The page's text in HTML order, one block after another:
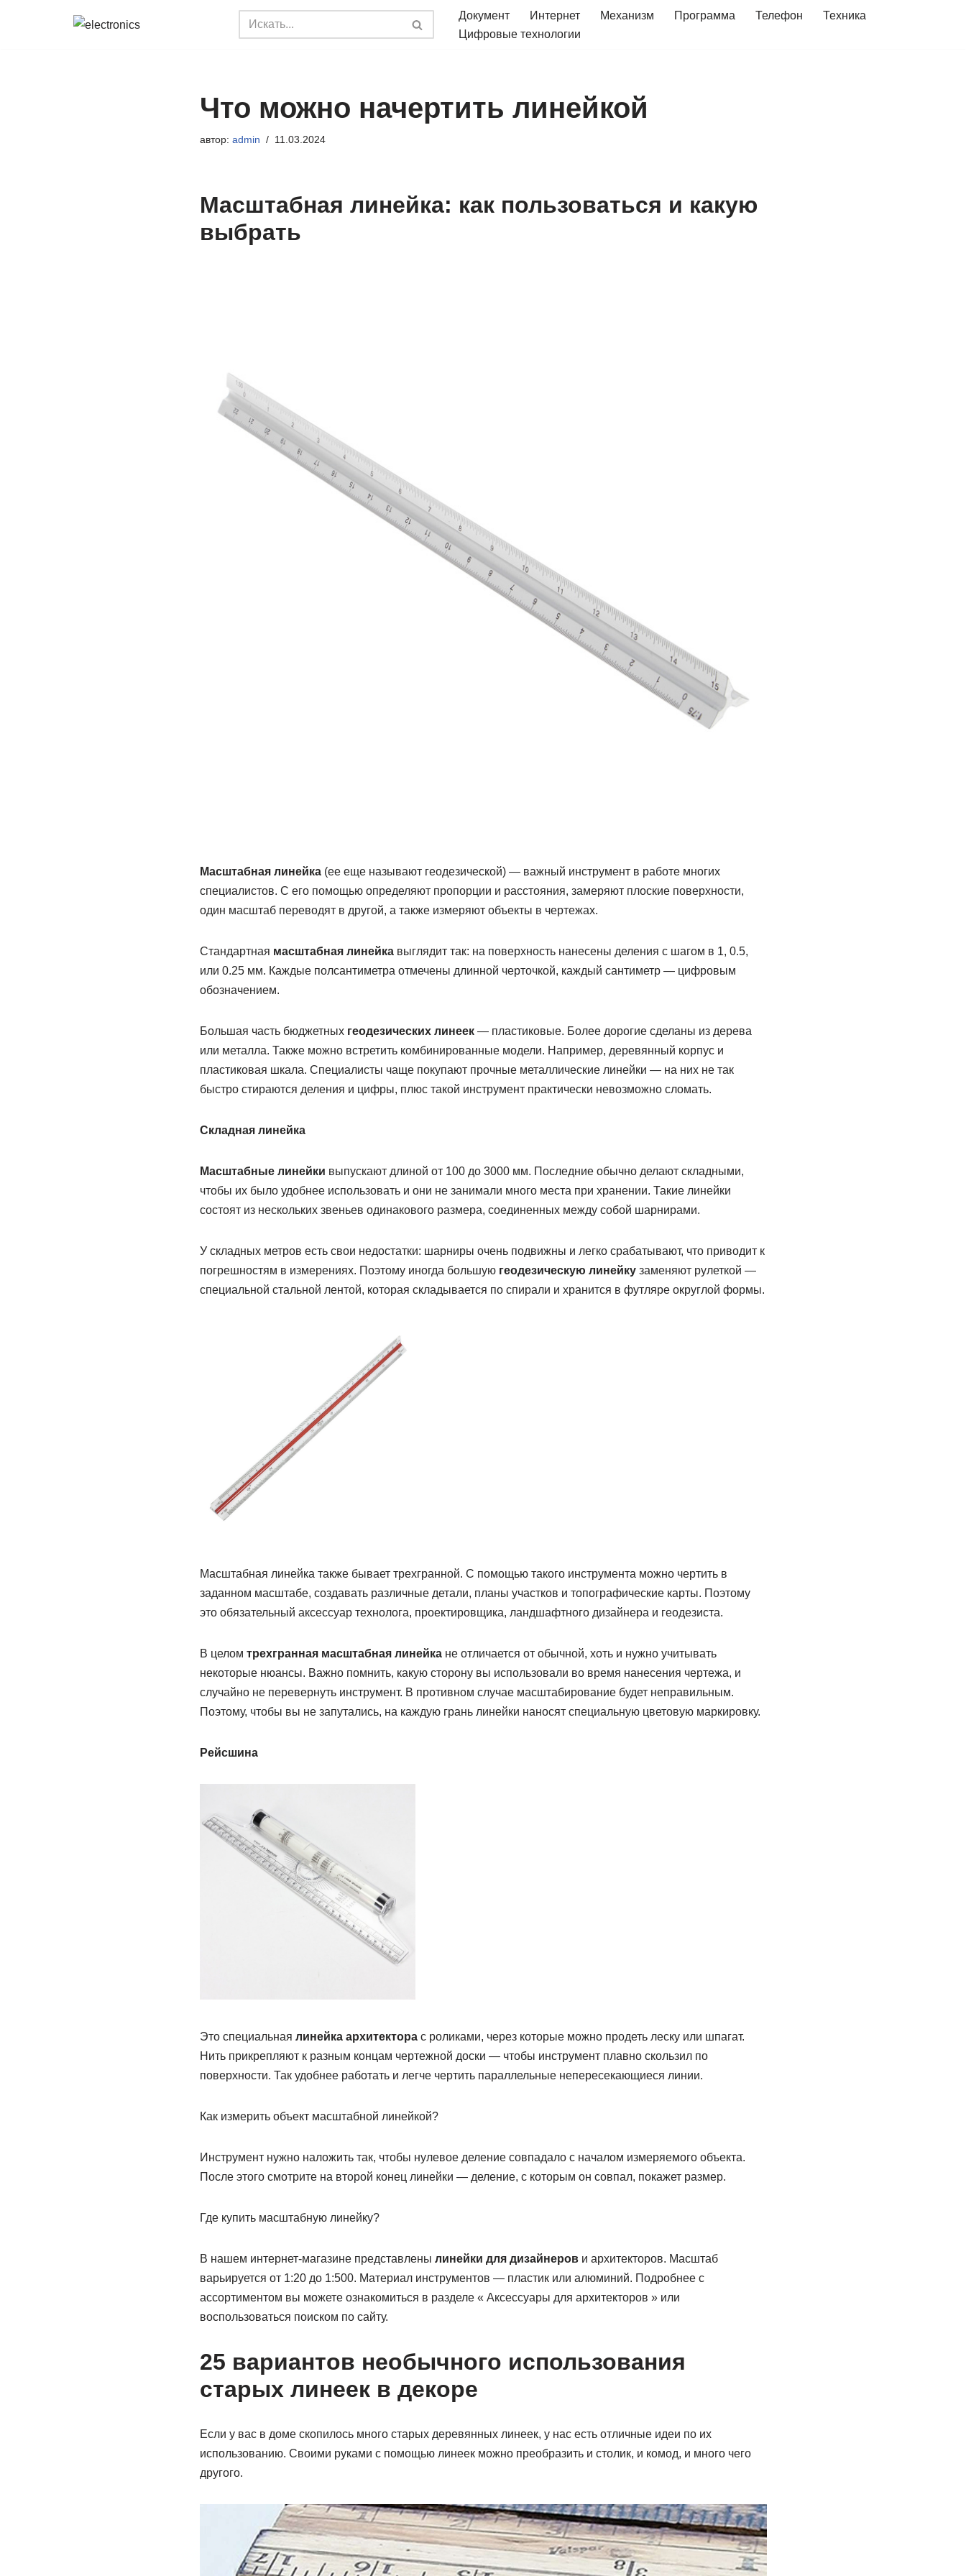
Документ Интернет Механизм Программа Телефон
Техника
Цифровые технологии
Что можно начертить линейкой
автор: admin 11.03.2024
Масштабная линейка: как пользоваться и какую
выбрать
Масштабная линейка(ее еще называют геодезической) — важный инструмент в работе многих
специалистов. С его помощью определяют пропорции и расстояния, замеряют плоские поверхности,
один масштаб переводят в другой, а также измеряют объекты в чертежах.
Стандартная масштабная линейкавыглядит так: на поверхность нанесены деления с шагом в 1, 0.5,
или 0.25 мм. Каждые полсантиметра отмечены длинной черточкой, каждый сантиметр — цифровым
обозначением.
Большая часть бюджетных геодезических линеек— пластиковые. Более дорогие сделаны из дерева
или металла. Также можно встретить комбинированные модели. Например, деревянный корпус и
пластиковая шкала. Специалисты чаще покупают прочные металлические линейки — на них не так
быстро стираются деления и цифры, плюс такой инструмент практически невозможно сломать.
Складная линейка
Масштабные линейки выпускают длиной от 100 до 3000 мм. Последние обычно делают складными,
чтобы их было удобнее использовать и они не занимали много места при хранении. Такие линейки
состоят из нескольких звеньев одинакового размера, соединенных между собой шарнирами.
У складных метров есть свои недостатки: шарниры очень подвижны и легко срабатывают, что приводит к
погрешностям в измерениях. Поэтому иногда большую геодезическую линейкузаменяют рулеткой —
специальной стальной лентой, которая складывается по спирали и хранится в футляре округлой формы.
Масштабная линейка также бывает трехгранной. С помощью такого инструмента можно чертить в
заданном масштабе, создавать различные детали, планы участков и топографические карты. Поэтому
это обязательный аксессуар технолога, проектировщика, ландшафтного дизайнера и геодезиста.
В целом трехгранная масштабная линейка не отличается от обычной, хоть и нужно учитывать
некоторые нюансы. Важно помнить, какую сторону вы использовали во время нанесения чертежа, и
случайно не перевернуть инструмент. В противном случае масштабирование будет неправильным.
Поэтому, чтобы вы не запутались, на каждую грань линейки наносят специальную цветовую маркировку.
Рейсшина
Это специальная линейка архитекторас роликами, через которые можно продеть леску или шпагат.
Нить прикрепляют к разным концам чертежной доски — чтобы инструмент плавно скользил по
поверхности. Так удобнее работать и легче чертить параллельные непересекающиеся линии.
Как измерить объект масштабной линейкой?
Инструмент нужно наложить так, чтобы нулевое деление совпадало с началом измеряемого объекта.
После этого смотрите на второй конец линейки — деление, с которым он совпал, покажет размер.
Где купить масштабную линейку?
В нашем интернет-магазине представлены линейки для дизайнеров и архитекторов. Масштаб
варьируется от 1:20 до 1:500. Материал инструментов — пластик или алюминий. Подробнее с
ассортиментом вы можете ознакомиться в разделе « Аксессуары для архитекторов » или
воспользоваться поиском по сайту.
25 вариантов необычного использования
старых линеек в декоре
Если у вас в доме скопилось много старых деревянных линеек, у нас есть отличные идеи по их
использованию. Своими руками с помощью линеек можно преобразить и столик, и комод, и много чего
другого.